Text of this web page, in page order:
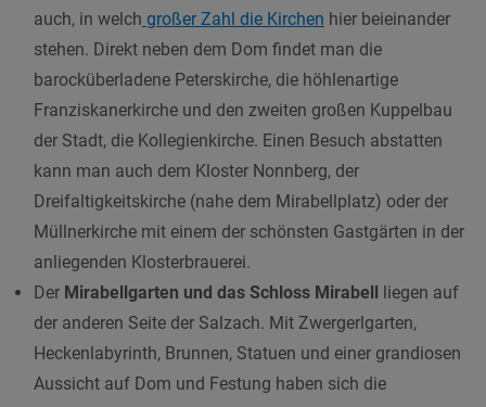
auch, in welch großer Zahl die Kirchen hier beieinander
stehen. Direkt neben dem Dom findet man die
barocküberladene Peterskirche, die höhlenartige
Franziskanerkirche und den zweiten großen Kuppelbau
der Stadt, die Kollegienkirche. Einen Besuch abstatten
kann man auch dem Kloster Nonnberg, der
Dreifaltigkeitskirche (nahe dem Mirabellplatz) oder der
Müllnerkirche mit einem der schönsten Gastgärten in der
anliegenden Klosterbrauerei.
Der Mirabellgarten und das Schloss Mirabell liegen auf
der anderen Seite der Salzach. Mit Zwergerlgarten,
Heckenlabyrinth, Brunnen, Statuen und einer grandiosen
Aussicht auf Dom und Festung haben sich die